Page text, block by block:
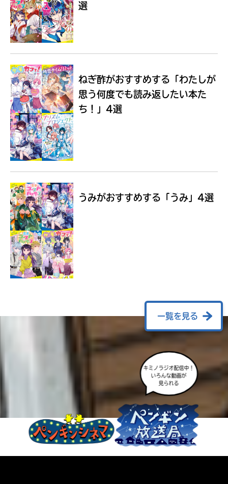
Loading...
選
ねぎ酢がおすすめする 「わたしが
思う何度でも読み返したい本た
ち！」4選
うみがおすすめする 「うみ」4選
一覧を見る
キミノラジオ配信中！
いろんな動画が
見られる
容
も
度
み
て
ね
る